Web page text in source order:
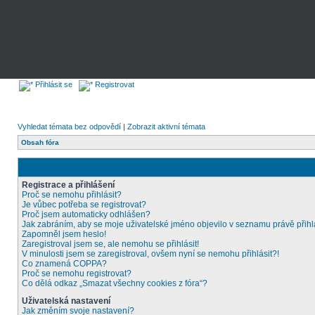
Přihlásit se Registrovat
Vyhledat témata bez odpovědí | Zobrazit aktivní témata
Obsah fóra
Registrace a přihlášení
Proč se nemohu přihlásit?
Je vůbec potřeba se registrovat?
Proč jsem automaticky odhlášen?
Jak zabráním, aby se moje uživatelské jméno objevilo v seznamu právě
Zapomněl jsem heslo!
Zaregistroval jsem se, ale nemohu se přihlásit!
V minulosti jsem se zaregistroval, ovšem nyní se nemohu přihlásit?!
Co znamená COPPA?
Proč se nemohu registrovat?
Co dělá odkaz „Smazat všechny cookies z fóra“?
Uživatelská nastavení
Jak změním svoje nastavení?